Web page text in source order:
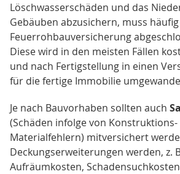
Löschwasserschäden und das
Gebäuben abzusichern, muss
Feuerrohbauversicherung
Diese wird in den meisten Fällen
und nach Fertigstellung in einen
für die fertige Immobilie
Je nach Bauvorhaben sollten auch
(Schäden infolge von
Materialfehlern) mitversichert
Deckungserweiterungen werden, z.
Aufräumkosten,